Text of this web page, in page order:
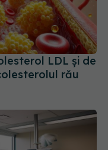
LDL și de
rău